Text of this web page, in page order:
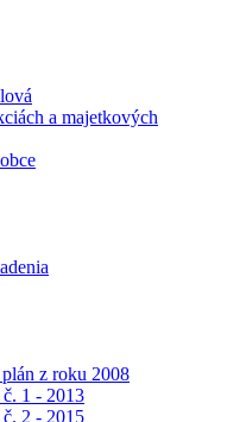
a majetkových
z roku 2008
1 - 2013
2 - 2015